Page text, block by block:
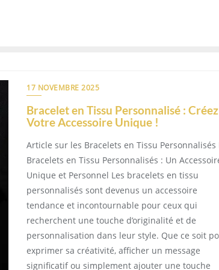
17 NOVEMBRE 2025
Bracelet en Tissu Personnalisé : Créez
Votre Accessoire Unique !
Article sur les Bracelets en Tissu Personnalisés
Bracelets en Tissu Personnalisés : Un
Unique et Personnel Les bracelets en tissu
personnalisés sont devenus un accessoire
tendance et incontournable pour ceux qui
recherchent une touche d’originalité et de
personnalisation dans leur style. Que ce soit
exprimer sa créativité, afficher un message
significatif ou simplement ajouter une touche